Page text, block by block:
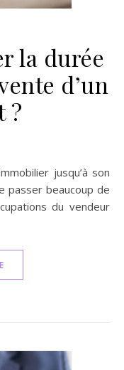
la durée
d’un
?
passer beaucoup de
du vendeur